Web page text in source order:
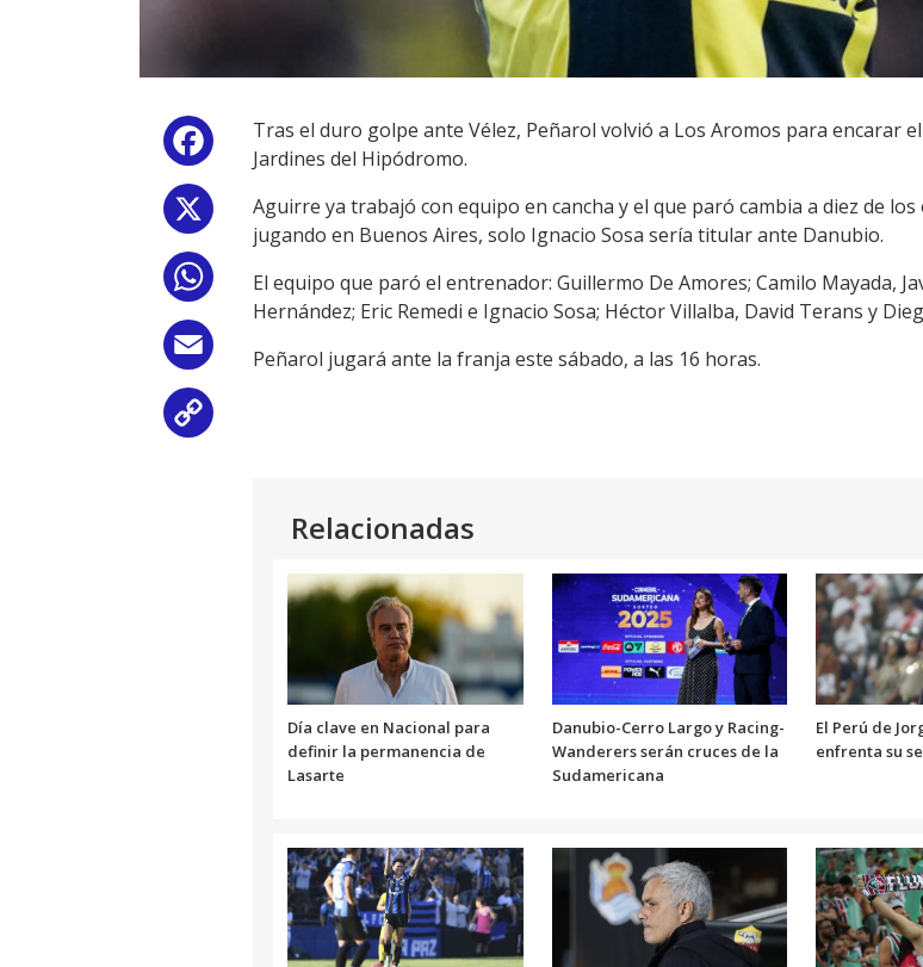
Facebook
WhatsApp
Email
Tras el duro golpe ante Vélez, Peñarol volvió a Los Aromos para encarar
Jardines del Hipódromo.
Aguirre ya trabajó con equipo en cancha y el que paró cambia a diez de
jugando en Buenos Aires, solo Ignacio Sosa sería titular ante Danubio.
El equipo que paró el entrenador: Guillermo De Amores; Camilo Mayada,
Hernández; Eric Remedi e Ignacio Sosa; Héctor Villalba, David Terans y
Peñarol jugará ante la franja este sábado, a las 16 horas.
Relacionadas
Día clave en Nacional para
definir la permanencia de
Lasarte
Danubio-Cerro Largo y Racing-
Wanderers serán cruces de la
Sudamericana
El Perú de
enfrenta su